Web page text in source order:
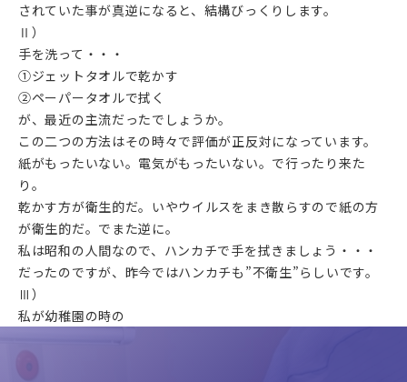
されていた事が真逆になると、結構びっくりします。
Ⅱ）
手を洗って・・・
①ジェットタオルで乾かす
②ペーパータオルで拭く
が、最近の主流だったでしょうか。
この二つの方法はその時々で評価が正反対になっています。
紙がもったいない。電気がもったいない。で行ったり来た
り。
乾かす方が衛生的だ。いやウイルスをまき散らすので紙の方
が衛生的だ。でまた逆に。
私は昭和の人間なので、ハンカチで手を拭きましょう・・・
だったのですが、昨今ではハンカチも”不衛生”らしいです。
Ⅲ）
私が幼稚園の時の